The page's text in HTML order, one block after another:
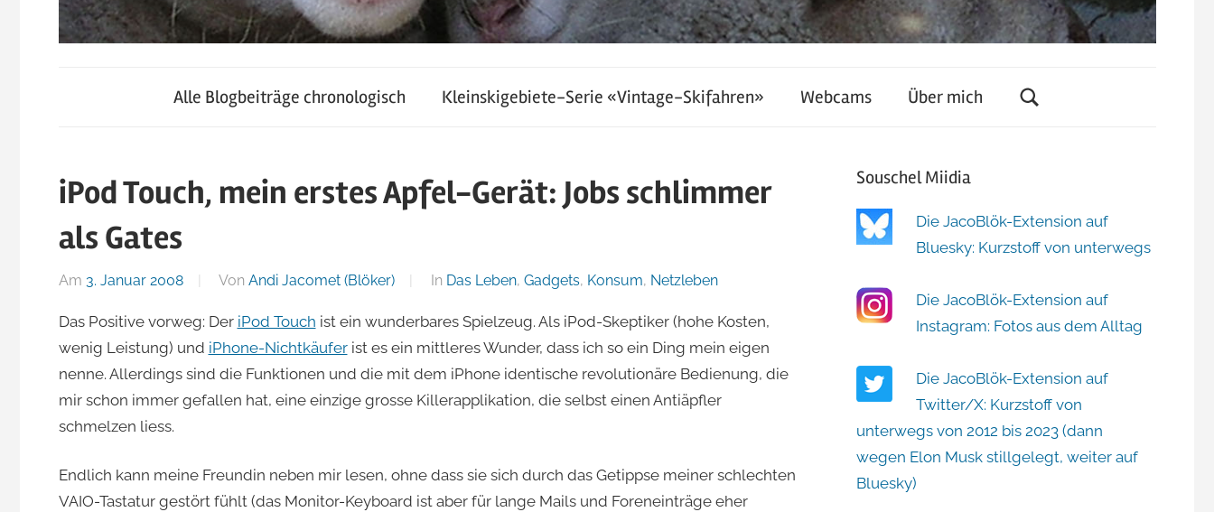
JacoBlök
der
Blog
von
Andi
skigebiete.ch
Alle Blogbeiträge chronologisch Kleinskigebiete-Serie «Vintage-Skifahren» Webcams Über mich
iPod Touch, mein erstes Apfel-Gerät: Jobs schlimmer
als Gates
Am 3. Januar 2008 Von Andi Jacomet (Blöker) In Das Leben, Gadgets, Konsum, Netzleben
Das Positive vorweg: Der iPod Touch ist ein wunderbares Spielzeug. Als iPod-Skeptiker (hohe Kosten,
wenig Leistung) und iPhone-Nichtkäuferist es ein mittleres Wunder, dass ich so ein Ding mein eigen
nenne. Allerdings sind die Funktionen und die mit dem iPhone identische revolutionäre Bedienung, die
mir schon immer gefallen hat, eine einzige grosse Killerapplikation, die selbst einen Antiäpfler
schmelzen liess.
Endlich kann meine Freundin neben mir lesen, ohne dass sie sich durch das Getippse meiner schlechten
VAIO-Tastatur gestört fühlt (das Monitor-Keyboard ist aber für lange Mails und Foreneinträge eher
Souschel Miidia
Die JacoBlök-Extension auf
Bluesky: Kurzstoff von unterwegs
Die JacoBlök-Extension auf
Instagram: Fotos aus dem Alltag
Die JacoBlök-Extension auf
Twitter/X: Kurzstoff von
unterwegs von 2012 bis 2023 (dann
wegen Elon Musk stillgelegt, weiter auf
Bluesky)